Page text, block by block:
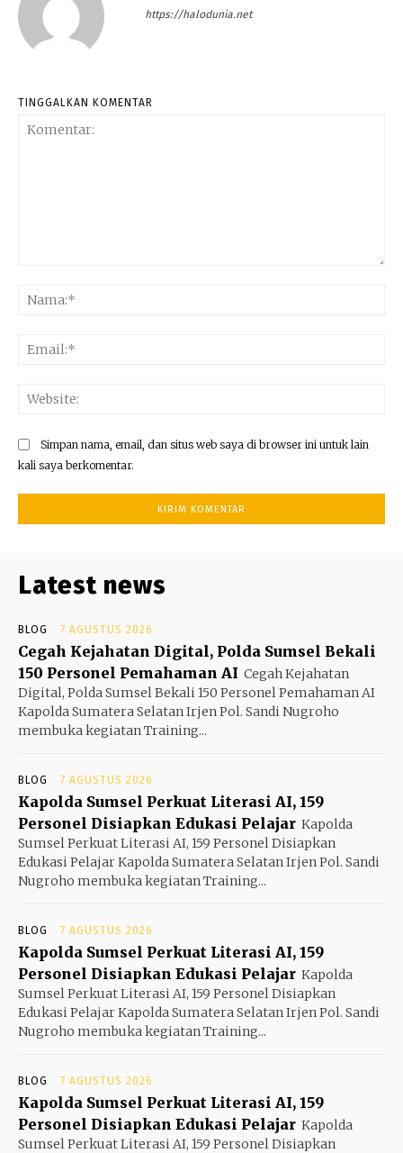
https://halodunia.net
TINGGALKAN KOMENTAR
Simpan nama, email, dan situs web saya di browser ini untuk lain
kali saya berkomentar.
Latest news
BLOG 7 AGUSTUS 2026
Cegah Kejahatan Digital, Polda Sumsel Bekali
150 Personel Pemahaman AI Cegah Kejahatan
Digital, Polda Sumsel Bekali 150 Personel Pemahaman AI
Kapolda Sumatera Selatan Irjen Pol. Sandi Nugroho
membuka kegiatan Training...
BLOG 7 AGUSTUS 2026
Kapolda Sumsel Perkuat Literasi AI, 159
Personel Disiapkan Edukasi Pelajar Kapolda
Sumsel Perkuat Literasi AI, 159 Personel Disiapkan
Edukasi Pelajar Kapolda Sumatera Selatan Irjen Pol. Sandi
Nugroho membuka kegiatan Training...
BLOG 7 AGUSTUS 2026
Kapolda Sumsel Perkuat Literasi AI, 159
Personel Disiapkan Edukasi Pelajar Kapolda
Sumsel Perkuat Literasi AI, 159 Personel Disiapkan
Edukasi Pelajar Kapolda Sumatera Selatan Irjen Pol. Sandi
Nugroho membuka kegiatan Training...
BLOG 7 AGUSTUS 2026
Kapolda Sumsel Perkuat Literasi AI, 159
Personel Disiapkan Edukasi Pelajar Kapolda
Sumsel Perkuat Literasi AI, 159 Personel Disiapkan